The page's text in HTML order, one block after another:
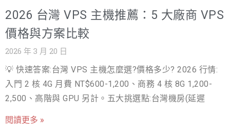
高、可控 成本高、不易擴充 大型電商、金融 雲端主機 彈
性最高、隨需擴充 用量大時成本不可控 流量波動大的網站
看月費 挑虛擬主機 / 雲端主機時，5 個關鍵不能省： 流量
上限：每月可承受的訪客數、頻寬是多少？爆掉會收費還
是當機？ 儲存空間與資料庫：網站圖片、影片、資料庫總
容量需求？ 網路速度：機房在台灣 / 海外？網路節點覆
蓋？ 備份與資安：自動備份頻率？SSL 憑證是否內建？ 客
2026 台灣 VPS 主機推薦：5 大廠商 VPS
價格與方案比較
2026 年 3 月 20 日
💡 快速答案:台灣 VPS 主機怎麼選?價格多少? 2026 行情:
入門 2 核 4G 月費 NT$600-1,200、商務 4 核 8G 1,200-
2,500、高階與 GPU 另計。五大挑選點:台灣機房(延遲
閱讀更多 »